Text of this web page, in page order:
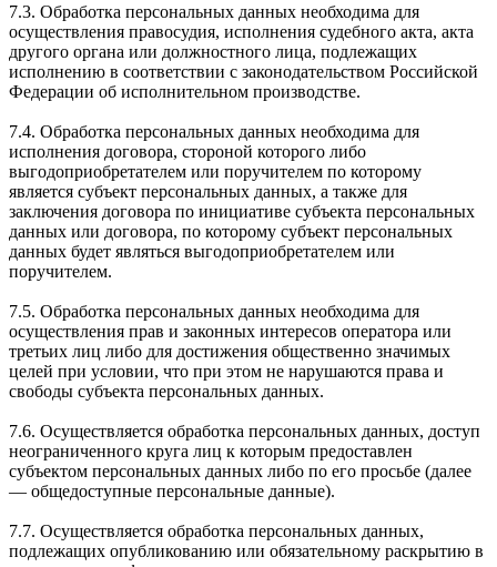
7.3. Обработка персональных данных необходима для
осуществления правосудия, исполнения судебного акта, акта
другого органа или должностного лица, подлежащих
исполнению в соответствии с законодательством Российской
Федерации об исполнительном производстве.
7.4. Обработка персональных данных необходима для
исполнения договора, стороной которого либо
выгодоприобретателем или поручителем по которому
является субъект персональных данных, а также для
заключения договора по инициативе субъекта персональных
данных или договора, по которому субъект персональных
данных будет являться выгодоприобретателем или
поручителем.
7.5. Обработка персональных данных необходима для
осуществления прав и законных интересов оператора или
третьих лиц либо для достижения общественно значимых
целей при условии, что при этом не нарушаются права и
свободы субъекта персональных данных.
7.6. Осуществляется обработка персональных данных, доступ
неограниченного круга лиц к которым предоставлен
субъектом персональных данных либо по его просьбе (далее
— общедоступные персональные данные).
7.7. Осуществляется обработка персональных данных,
подлежащих опубликованию или обязательному раскрытию в